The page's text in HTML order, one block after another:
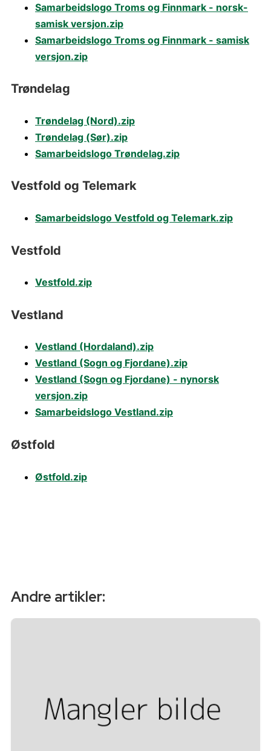
Samarbeidslogo Troms og Finnmark - norsk-
samisk versjon.zip
Samarbeidslogo Troms og Finnmark - samisk
versjon.zip
Trøndelag
Trøndelag (Nord).zip
Trøndelag (Sør).zip
Samarbeidslogo Trøndelag.zip
Vestfold og Telemark
Samarbeidslogo Vestfold og Telemark.zip
Vestfold
Vestfold.zip
Vestland
Vestland (Hordaland).zip
Vestland (Sogn og Fjordane).zip
Vestland (Sogn og Fjordane) - nynorsk
versjon.zip
Samarbeidslogo Vestland.zip
Østfold
Østfold.zip
Andre artikler: